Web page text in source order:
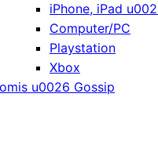
iPhone, iPad
Computer/PC
Playstation
Xbox
u0026 Gossip